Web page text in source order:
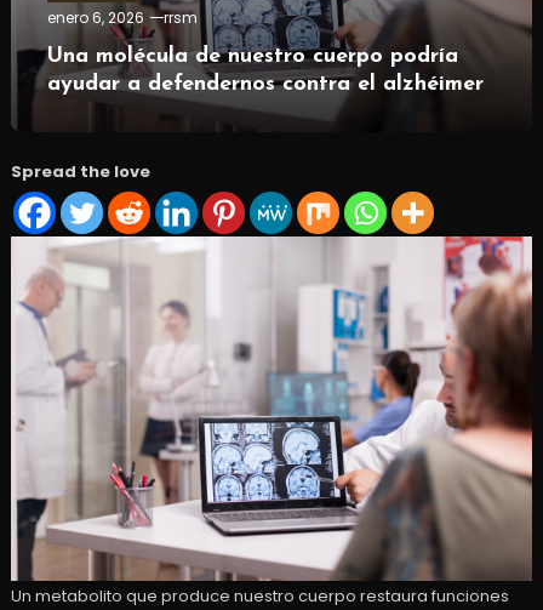
enero 6, 2026
rrsm
Una molécula de nuestro cuerpo podría
ayudar a defendernos contra el alzhéimer
Spread the love
Un metabolito que produce nuestro cuerpo restaura funciones